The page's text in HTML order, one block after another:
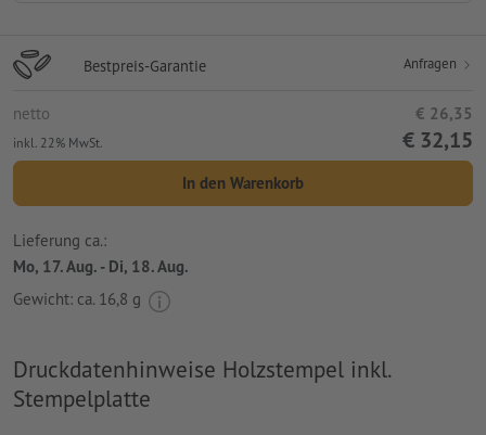
Bestpreis-Garantie Anfragen
netto € 26,35
inkl. 22% MwSt. € 32,15
In den Warenkorb
Lieferung ca.:
Mo, 17. Aug. - Di, 18. Aug.
Gewicht: ca. 16,8 g
Druckdatenhinweise Holzstempel inkl.
Stempelplatte